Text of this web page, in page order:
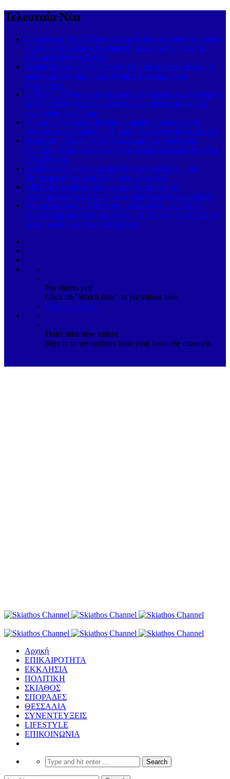
Τελευταία Νέα
Παρασκευή 7 & Σάββατο 8 Αυγούστου: Ζωντανές μουσικές
βραδιές στο Carnayo Restaurant! Δύο μοναδικά live στο
Alkyon Hotel στη Σκιάθο
Σκιάθος-Μονακό: Νέα διεθνής συμμαχία για τον βιώσιμο
τουρισμό! Στο νησί η Διευθύντρια Τουρισμού του
Πριγκιπάτου
Ο Μπόρις Τζόνσον στην Κάρυστο: Ο πρώην πρωθυπουργός
της Βρετανίας έκανε τα ψώνια του σε σούπερ μάρκετ &
χαιρετούσε τον κόσμο
«Ο πατήρ Γεράσιμος Φωκάς, ο μικρός Τζόσουα & το
συγκλονιστικό όραμα» – Η μαρτυρία που συγκινεί πιστούς
Σκόπελος: «Χτύπημα» στο κύκλωμα του «κόκκινου
χρυσού» – Κατασχέθηκαν προστατευόμενα κοράλλια αξίας
800.000 ευρώ
Το βίντεο που πρέπει να δεις, Έλληνα: Διάλεξε… τον
Μηταράκη ή τον Άγιο Σάββα του Αχιλλέως!
ΝΙΚΗ κατά κυβέρνησης για τις νέες ταυτότητες:
«Ηλεκτρονικό φακέλωμα χωρίς διαφάνεια & απαντήσεις»
Καμπανάκι από τη ΝΙΚΗ για τη Μαγνησία: «1.300 νέα
περιστατικά καρκίνου τον χρόνο – Η περιοχή δεν μπορεί να
μείνει χωρίς Ογκολογική Κλινική»
No videos yet!
Click on "Watch later" to put videos here
View all videos
Don't miss new videos
Sign in to see updates from your favourite channels
Αρχική
ΕΠΙΚΑΙΡΟΤΗΤΑ
ΕΚΚΛΗΣΙΑ
ΠΟΛΙΤΙΚΗ
ΣΚΙΑΘΟΣ
ΣΠΟΡΑΔΕΣ
ΘΕΣΣΑΛΙΑ
ΣΥΝΕΝΤΕΥΞΕΙΣ
LIFESTYLE
ΕΠΙΚΟΙΝΩΝΙΑ